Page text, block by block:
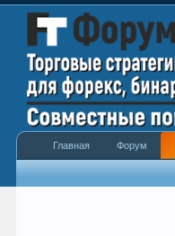
Главная Форум